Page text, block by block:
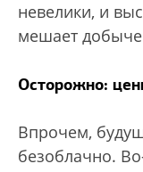
невелики, и
мешает
Осторожно:
Впрочем,
безоблачно.